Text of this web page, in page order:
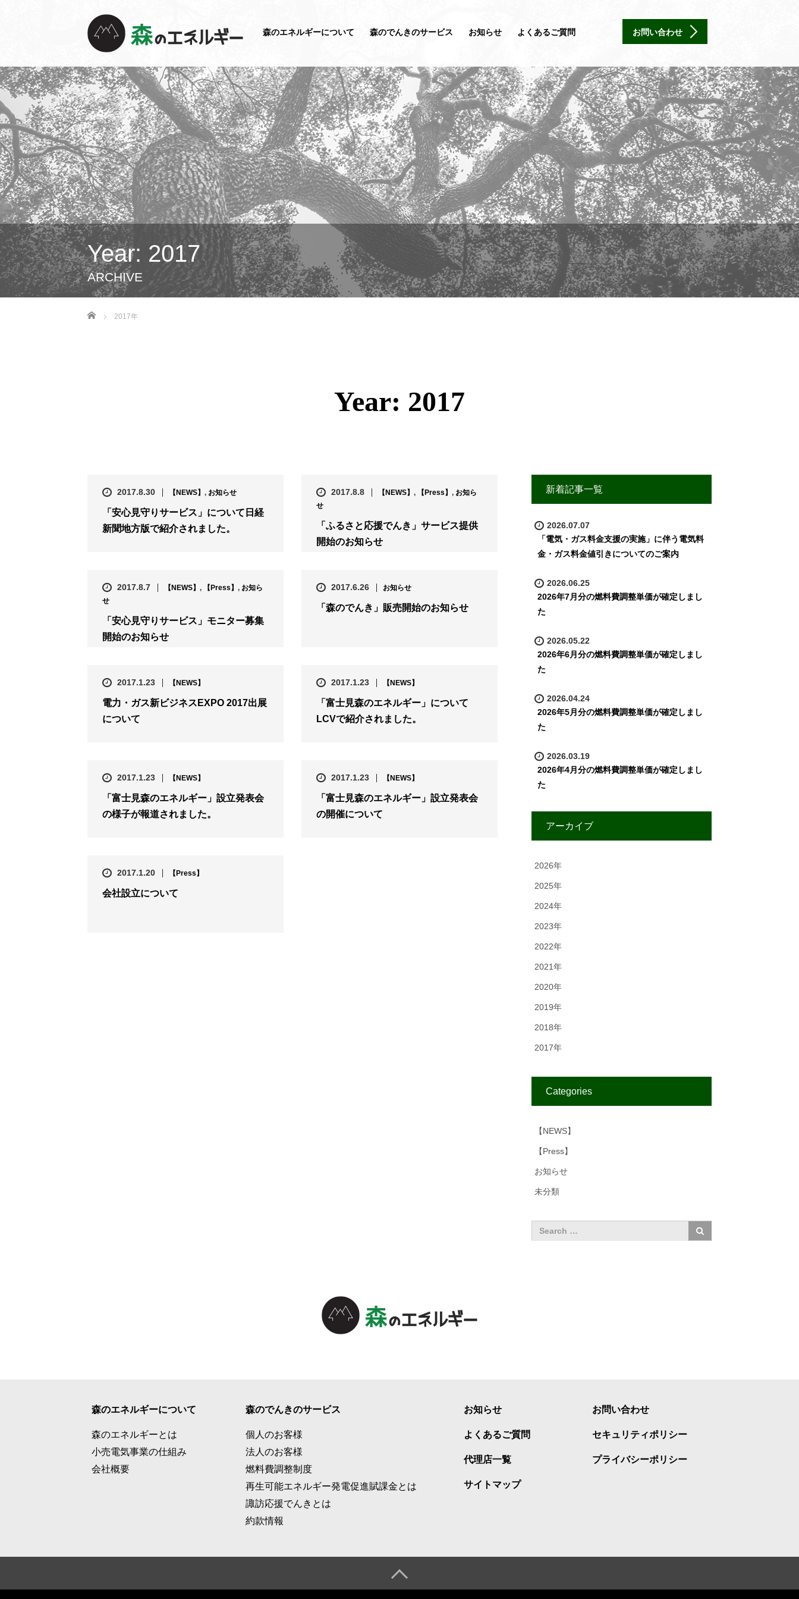
森のエネルギーについて 森のでんきのサービス お知らせ よくあるご質問 お問い合わせ
Year: 2017
ARCHIVE
ホーム 2017年
Year: 2017
2017.8.30 【NEWS】 , お知らせ
「安心見守りサービス」について日経
新聞地方版で紹介されました。
2017.8.8 【NEWS】 , 【Press】 , お知ら
せ
「ふるさと応援でんき」サービス提供
開始のお知らせ
2017.8.7 【NEWS】 , 【Press】 , お知ら
せ
「安心見守りサービス」モニター募集
開始のお知らせ
2017.6.26 お知らせ
「森のでんき」販売開始のお知らせ
2017.1.23 【NEWS】
電力・ガス新ビジネスEXPO 2017出展
について
2017.1.23 【NEWS】
「富士見森のエネルギー」について
LCVで紹介されました。
2017.1.23 【NEWS】
「富士見森のエネルギー」設立発表会
の様子が報道されました。
2017.1.23 【NEWS】
「富士見森のエネルギー」設立発表会
の開催について
2017.1.20 【Press】
会社設立について
新着記事一覧
2026.07.07
「電気・ガス料金支援の実施」に伴う電気料
金・ガス料金値引きについてのご案内
2026.06.25
2026年7月分の燃料費調整単価が確定しまし
た
2026.05.22
2026年6月分の燃料費調整単価が確定しまし
た
2026.04.24
2026年5月分の燃料費調整単価が確定しまし
た
2026.03.19
2026年4月分の燃料費調整単価が確定しまし
た
アーカイブ
2026年
2025年
2024年
2023年
2022年
2021年
2020年
2019年
2018年
2017年
Categories
【NEWS】
【Press】
お知らせ
未分類
森のエネルギーについて
森のエネルギーとは
小売電気事業の仕組み
会社概要
森のでんきのサービス
個人のお客様
法人のお客様
燃料費調整制度
再生可能エネルギー発電促進賦課金とは
諏訪応援でんきとは
約款情報
お知らせ
よくあるご質問
代理店一覧
サイトマップ
お問い合わせ
セキュリティポリシー
プライバシーポリシー